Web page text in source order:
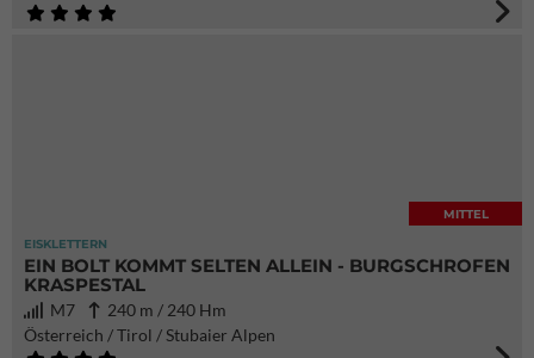
EISKLETTERN
MITTEL
EIN BOLT KOMMT SELTEN ALLEIN - BURGSCHROFEN
KRASPESTAL
M7
240 m / 240 Hm
Österreich / Tirol / Stubaier Alpen